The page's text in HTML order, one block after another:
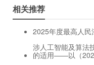
相关推荐
2025年度最高人
涉人工智能及算法
的适用——以（